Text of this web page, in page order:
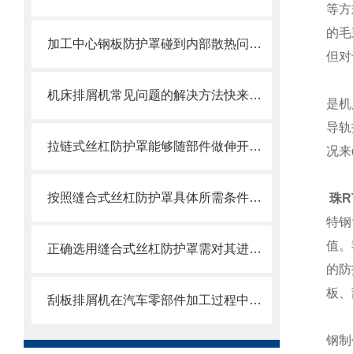
加工中心钢板防护罩碰到内部散热问题改怎么办？这篇文章告诉你
机床排屑机常见问题的解决方法快来看看吧！
拉链式丝杠防护罩能够随部件做伸开或压缩运动
按照缝合式丝杠防护罩具体所需条件定制
正确选用缝合式丝杠防护罩需对其进行风险评估
刮板排屑机在汽车零部件加工过程中的作用
等
的
但
是
导
况
珠
特
值
的
板
钢